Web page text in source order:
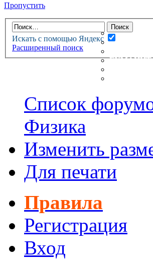
Пропустить
Искать с помощью Яндекс
Расширенный поиск
НОВАЯ ТЕОРИЯФОРУМ
НОВЫЕ
Список
Физика
Изменить
Для печати
Правила
Регистрация
Вход